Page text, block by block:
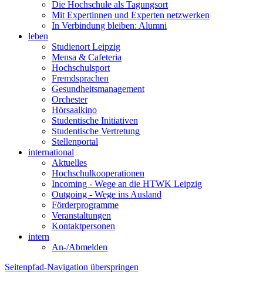
Die Hochschule als Tagungsort
Mit Expertinnen und Experten netzwerken
In Verbindung bleiben: Alumni
leben
Studienort Leipzig
Mensa & Cafeteria
Hochschulsport
Fremdsprachen
Gesundheitsmanagement
Orchester
Hörsaalkino
Studentische Initiativen
Studentische Vertretung
Stellenportal
international
Aktuelles
Hochschulkooperationen
Incoming - Wege an die HTWK Leipzig
Outgoing - Wege ins Ausland
Förderprogramme
Veranstaltungen
Kontaktpersonen
intern
An-/Abmelden
Seitenpfad-Navigation überspringen